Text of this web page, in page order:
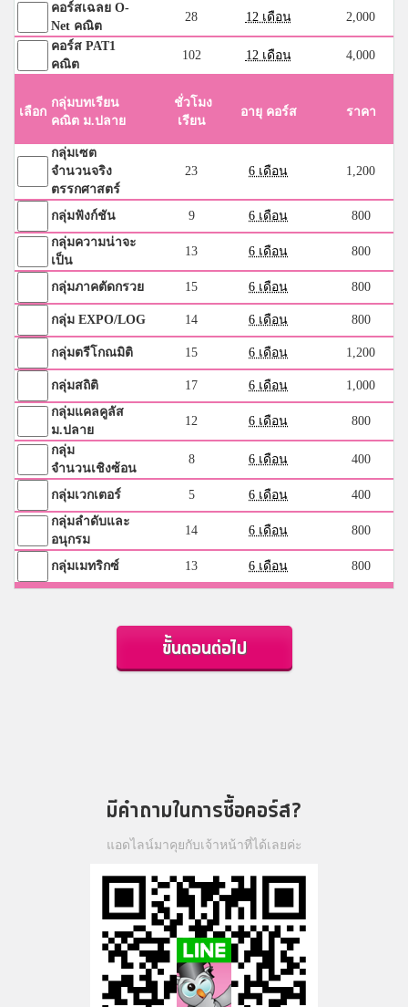
คอร์สเฉลย O-
Net คณิต
28 12 เดือน 2,000
คอร์ส PAT1
คณิต
102 12 เดือน 4,000
เลือก
กลุ่มบทเรียน
คณิต ม.ปลาย
ชั่วโมง
เรียน
อายุ คอร์ส ราคา
กลุ่มเซต
จำนวนจริง
ตรรกศาสตร์
23 6 เดือน 1,200
กลุ่มฟังก์ชัน 9 6 เดือน
800
กลุ่มความน่าจะ
เป็น
13 6 เดือน 800
กลุ่มภาคตัดกรวย 15 6 เดือน 800
กลุ่ม EXPO/LOG 14 6 เดือน 800
กลุ่มตรีโกณมิติ 15 6 เดือน 1,200
กลุ่มสถิติ 17 6 เดือน
1,000
กลุ่มแคลคูลัส
ม.ปลาย
12 6 เดือน 800
กลุ่ม
จำนวนเชิงซ้อน
8 6 เดือน 400
กลุ่มเวกเตอร์ 5 6 เดือน
400
กลุ่มลำดับและ
อนุกรม
14 6 เดือน 800
กลุ่มเมทริกซ์ 13 6 เดือน 800
ขั้นตอนต่อไป
มีคำถามในการซื้อคอร์ส?
แอดไลน์มาคุยกับเจ้าหน้าที่ได้เลยค่ะ